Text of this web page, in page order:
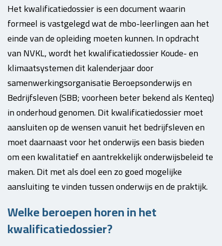
Het kwalificatiedossier is een document waarin
formeel is vastgelegd wat de mbo-leerlingen aan het
einde van de opleiding moeten kunnen. In opdracht
van NVKL, wordt het kwalificatiedossier Koude- en
klimaatsystemen dit kalenderjaar door
samenwerkingsorganisatie Beroepsonderwijs en
Bedrijfsleven (SBB; voorheen beter bekend als Kenteq)
in onderhoud genomen. Dit kwalificatiedossier moet
aansluiten op de wensen vanuit het bedrijfsleven en
moet daarnaast voor het onderwijs een basis bieden
om een kwalitatief en aantrekkelijk onderwijsbeleid te
maken. Dit met als doel een zo goed mogelijke
aansluiting te vinden tussen onderwijs en de praktijk.
Welke beroepen horen in het
kwalificatiedossier?